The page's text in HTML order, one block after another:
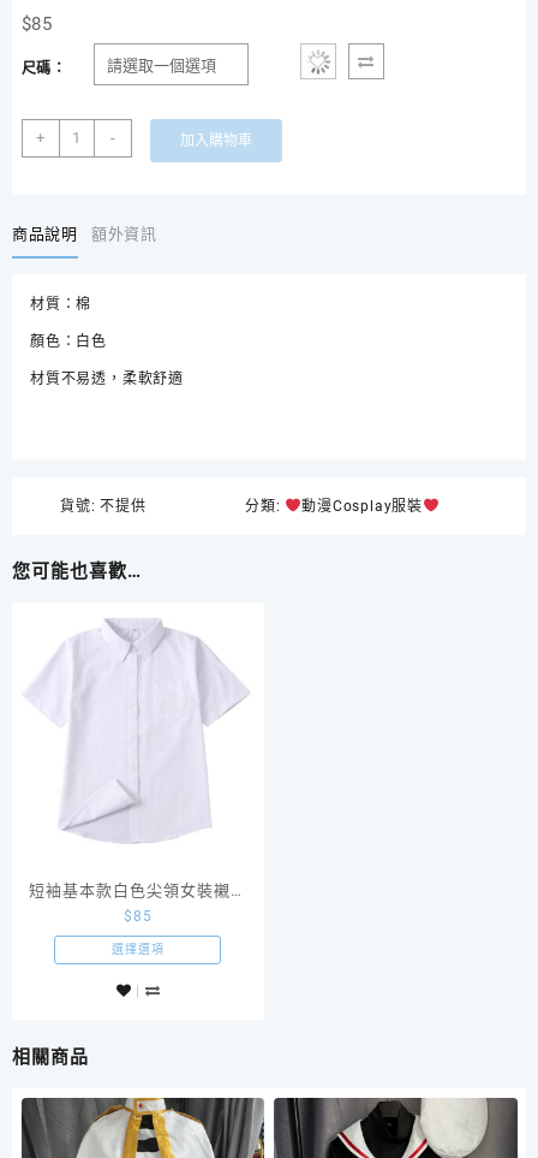
$85
尺碼：
+
袖
尖
領
礎
萬
Cosplay
制
白
襯
數
- 加入購物車
商品說明 額外資訊
材質：棉
顏色：白色
材質不易透，柔軟舒適
貨號:不提供 分類: 動漫Cosplay服裝
您可能也喜歡…
短袖基本款白色尖領女裝襯衫
JK校服制服
$85
選擇選項
相關商品